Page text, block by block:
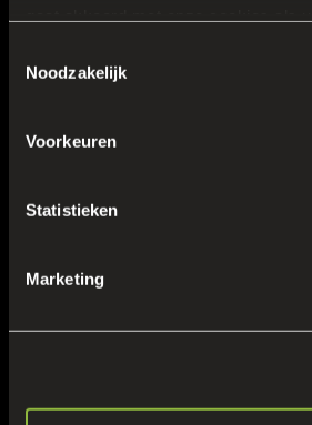
Noodzakelijk
Voorkeuren
Statistieken
Marketing
Mehr Info
Ihr E-mail